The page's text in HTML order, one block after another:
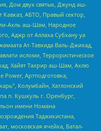
Дом двух святых, Джунд аш-
АБТО, Правый сектор,
ли-Ахль аш-Шам, Народное
Аджр от Аллаха Субхану уа
Ат-Тавхида Валь-Джихад,
исломи, Террористическое
Хайят Тахрир аш-Шам, Ахлю
Power, Артподготовка,
Колумбайн, Хатлонский
п. Кушкуль г. Оренбург,
имени Номана
Таджикистана,
московская ячейка, Батал-